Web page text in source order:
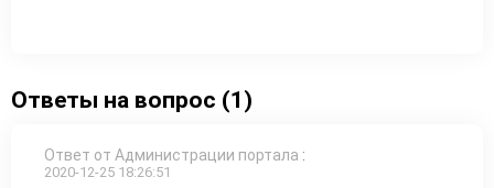
Ответы на вопрос (1)
Ответ от Администрации портала :
2020-12-25 18:26:51